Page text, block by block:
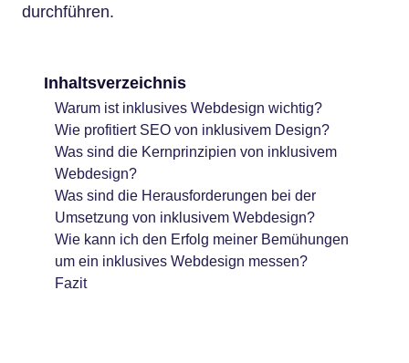
durchführen.
Inhaltsverzeichnis
Warum ist inklusives Webdesign wichtig?
Wie profitiert SEO von inklusivem Design?
Was sind die Kernprinzipien von inklusivem
Webdesign?
Was sind die Herausforderungen bei der
Umsetzung von inklusivem Webdesign?
Wie kann ich den Erfolg meiner Bemühungen
um ein inklusives Webdesign messen?
Fazit